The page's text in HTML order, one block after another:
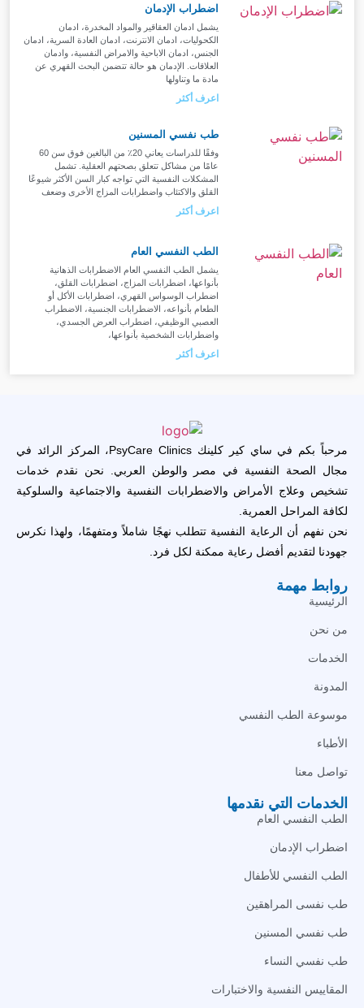
اضطراب الإدمان
يشمل ادمان العقاقير والمواد المخدرة، ادمان
الكحوليات، ادمان الانترنت، ادمان العادة السرية، ادمان
الجنس، ادمان الاباحية والامراض النفسية، وادمان
العلاقات. الإدمان هو حالة تتضمن البحث القهري عن
مادة ما وتناولها
اعرف أكثر
طب نفسي المسنين
وفقًا للدراسات يعاني 20٪ من البالغين فوق سن 60
عامًا من مشاكل تتعلق بصحتهم العقلية. تشمل
المشكلات النفسية التي تواجه كبار السن الأكثر شيوعًا
القلق والاكتئاب واضطرابات المزاج الأخرى وضعف
اعرف أكثر
الطب النفسي العام
يشمل الطب النفسي العام الاضطرابات الذهانية
بأنواعها، اضطرابات المزاج، اضطرابات القلق،
اضطراب الوسواس القهري، اضطرابات الأكل أو
الطعام بأنواعه، الاضطرابات الجنسية، الاضطراب
العصبي الوظيفي، اضطراب العرض الجسدي،
واضطرابات الشخصية بأنواعها،
اعرف أكثر
مرحباً بكم في ساي كير كلينك PsyCare Clinics، المركز الرائد في
مجال الصحة النفسية في مصر والوطن العربي. نحن نقدم خدمات
تشخيص وعلاج الأمراض والاضطرابات النفسية والاجتماعية والسلوكية
لكافة المراحل العمرية.
نحن نفهم أن الرعاية النفسية تتطلب نهجًا شاملاً ومتفهمًا، ولهذا نكرس
جهودنا لتقديم أفضل رعاية ممكنة لكل فرد.
روابط مهمة
الرئيسية
من نحن
الخدمات
المدونة
موسوعة الطب النفسي
الأطباء
تواصل معنا
الخدمات التي نقدمها
الطب النفسي العام
اضطراب الإدمان
الطب النفسي للأطفال
طب نفسى المراهقين
طب نفسي المسنين
طب نفسي النساء
المقاييس النفسية والاختبارات